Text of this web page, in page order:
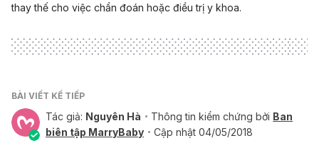
thay thế cho việc chẩn đoán hoặc điều trị y khoa.
BÀI VIẾT KẾ TIẾP
Tác giả: Nguyên Hà Thông tin kiểm chứng bởi Ban
biên tập MarryBaby
Cập nhật 04/05/2018